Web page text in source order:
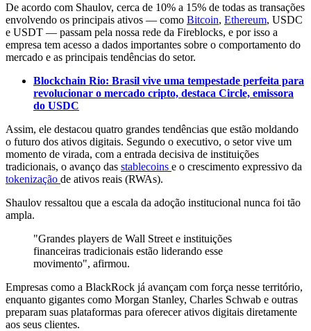
De acordo com Shaulov, cerca de 10% a 15% de todas as transações
envolvendo os principais ativos — como Bitcoin, Ethereum, USDC
e USDT — passam pela nossa rede da Fireblocks, e por isso a
empresa tem acesso a dados importantes sobre o comportamento do
mercado e as principais tendências do setor.
Blockchain Rio: Brasil vive uma tempestade perfeita para
revolucionar o mercado cripto, destaca Circle, emissora
do USDC
Assim, ele destacou quatro grandes tendências que estão moldando
o futuro dos ativos digitais. Segundo o executivo, o setor vive um
momento de virada, com a entrada decisiva de instituições
tradicionais, o avanço das stablecoins e o crescimento expressivo da
tokenização de ativos reais (RWAs).
Shaulov ressaltou que a escala da adoção institucional nunca foi tão
ampla.
"Grandes players de Wall Street e instituições
financeiras tradicionais estão liderando esse
movimento", afirmou.
Empresas como a BlackRock já avançam com força nesse território,
enquanto gigantes como Morgan Stanley, Charles Schwab e outras
preparam suas plataformas para oferecer ativos digitais diretamente
aos seus clientes.